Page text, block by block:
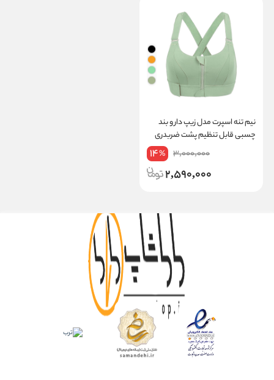
نیم‌ تنه اسپرت مدل زیپ‌ دار و بند
چسبی قابل تنظیم پشت ضربدری
3,000,000
14%
2,590,000